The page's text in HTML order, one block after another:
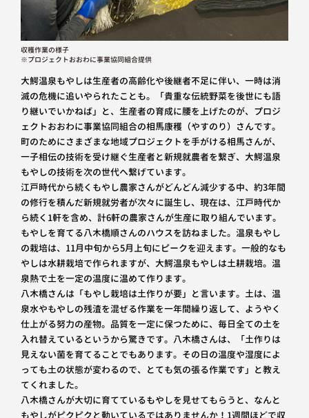
収穫作業の様子
※プロジェクトおおわに事業協同組合提供
大鰐温泉もやしは生産者の高齢化や後継者不足に伴い、一時は消
滅の危機に追いやられたことも。「貴重な伝統野菜を後世にも語
り継いでいかねば」と、生産者の育成に腰を上げたのが、プロジ
ェクトおおわに事業協同組合の相馬康穫（やすのり）さんです。
町のためにさまざまな地域プロジェクトを手がける相馬さんが、
一子相伝の技術を受け継ぐ生産者と新規就農者を繋ぎ、大鰐温泉
もやしの技術を次の世代へ繋げています。
江戸時代から続くもやし農家さんがどんどん減少する中、約3年間
の修行を積んだ新規就労者が次々に誕生し、現在は、江戸時代か
ら続く1軒を含め、計6軒の農家さんが生産に取り組んでいます。
もやしを育てる八木橋順さんのハウスを訪ねました。温泉もやし
の栽培は、11月中旬から5月上旬にピークを迎えます。一般的なも
やしは水耕栽培で作られますが、大鰐温泉もやしは土耕栽培。温
泉熱で土を一定の温度に温めて作ります。
八木橋さんは「もやし栽培は土作りが要」と言います。土は、温
泉水やもやしの残渣を混ぜる作業を一年間繰り返して、ようやく
仕上がる努力の産物。品質を一定に保つために、毎日全ての土を
入れ替えているというから驚きです。八木橋さんは、「土作りは
見えない菌を育てることでもあります。その日の温度や湿度によ
っても土の状態が変わるので、とても気の張る作業です」と教え
てくれました。
八木橋さんが大切に育てているもやしを見せてもらうと、なんと
もやしがピクピクと動いているではありませんか！1週間ほどで収